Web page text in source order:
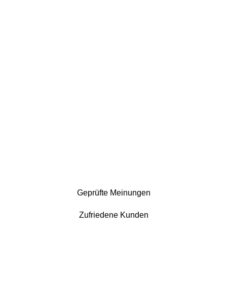
Geprüfte Meinungen
Zufriedene Kunden